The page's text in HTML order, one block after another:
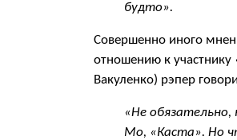
будто».
Совершенно иного
отношению к участнику
Вакуленко) рэпер
«Не
Мо, «Каста». Но